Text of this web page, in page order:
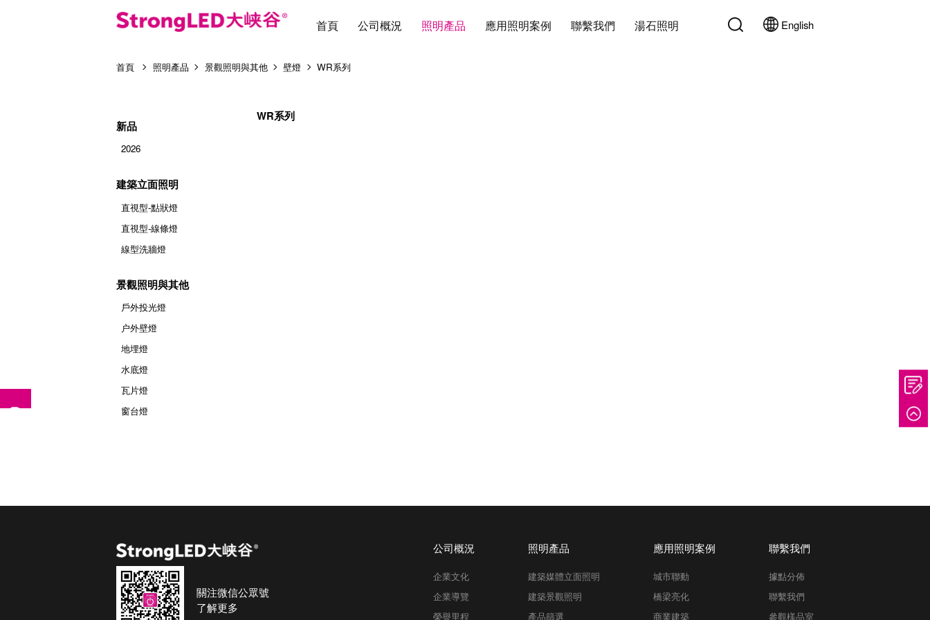
首頁 公司概況 照明產品 應用照明案例 聯繫我們 湯石照明 English
首頁 照明產品 景觀照明與其他 壁燈 WR系列
新品
2026
建築立面照明
直視型-點狀燈
直視型-線條燈
線型洗牆燈
景觀照明與其他
戶外投光燈
户外壁燈
地埋燈
水底燈
瓦片燈
窗台燈
WR系列
關注微信公眾號
了解更多
公司概況
企業文化
企業導覽
榮譽里程
照明產品
建築媒體立面照明
建築景觀照明
產品篩選
應用照明案例
城市聯動
橋梁亮化
商業建築
聯繫我們
據點分佈
聯繫我們
參觀樣品室